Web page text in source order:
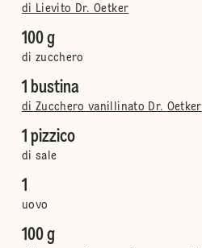
di Lievito Dr. Oetker
100 g
di zucchero
1 bustina
di Zucchero vanillinato Dr. Oetker
1 pizzico
di sale
1
uovo
100 g